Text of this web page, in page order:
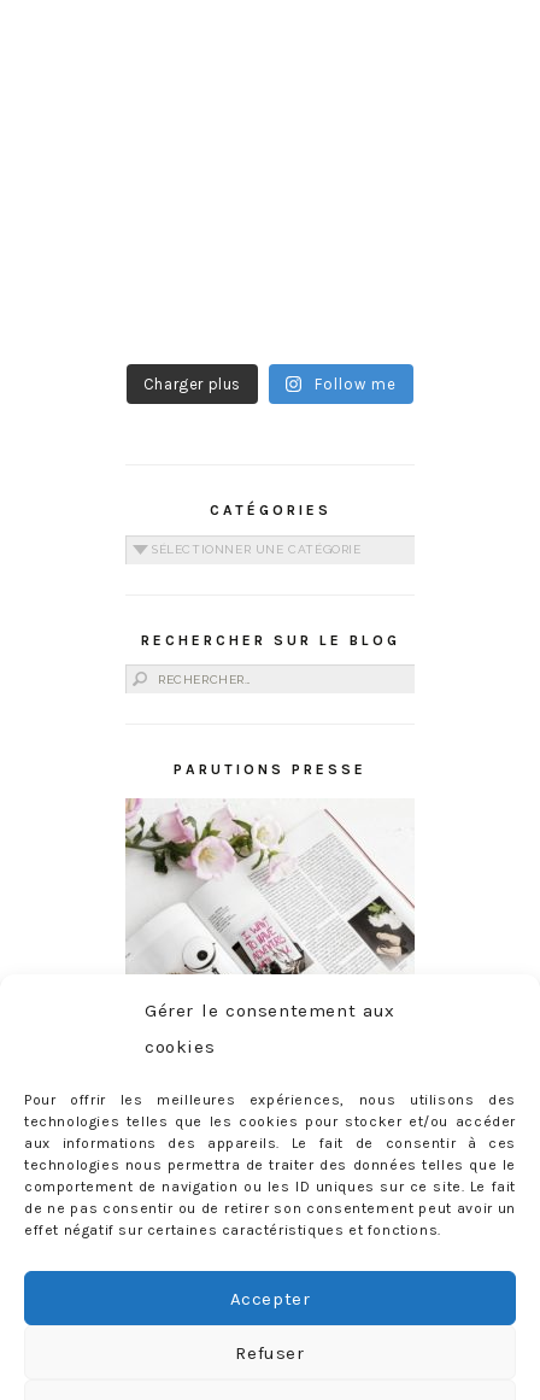
Gérer le consentement aux
cookies
Pour offrir les meilleures expériences, nous utilisons des
technologies telles que les cookies pour stocker et/ou accéder
aux informations des appareils. Le fait de consentir à ces
technologies nous permettra de traiter des données telles que le
comportement de navigation ou les ID uniques sur ce site. Le fait
de ne pas consentir ou de retirer son consentement peut avoir un
effet négatif sur certaines caractéristiques et fonctions.
Accepter
Refuser
Charger plus Follow me
CATÉGORIES
Catégories
RECHERCHER SUR LE BLOG
Rechercher :
PARUTIONS PRESSE
ABONNEMENT
Adresse
Rejoignez les 398 autres abonnés